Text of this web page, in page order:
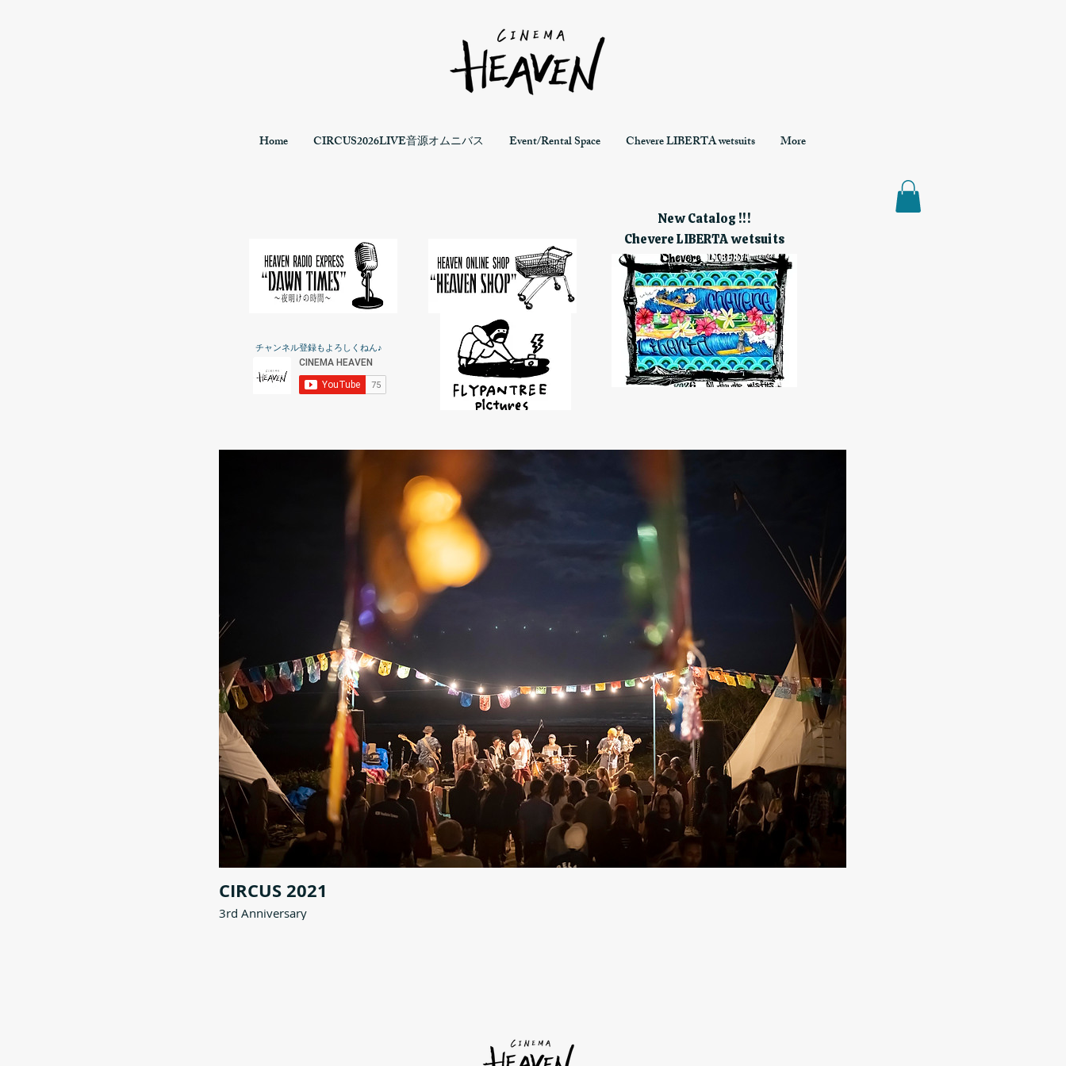
Home CIRCUS2026LIVE音源オムニバス Event/Rental Space Chevere LIBERTA wetsuits More
New Catalog !!!
チャンネル登録もよろしくねん♪
Chevere LIBERTA wetsuits
CIRCUS 2021
3rd Anniversary